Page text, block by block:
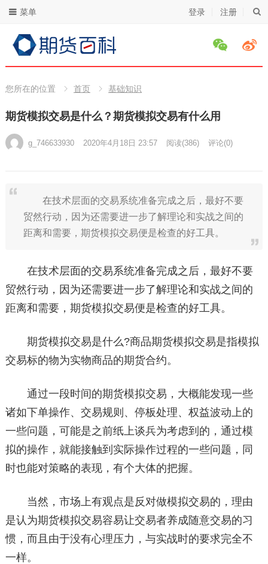
登录 注册
菜单
您所在的位置 首页 基础知识
期货模拟交易是什么？期货模拟交易有什么用
g_746633930 2020年4月18日 23:57 阅读(386) 评论(0)
在技术层面的交易系统准备完成之后，最好不要
贸然行动，因为还需要进一步了解理论和实战之间的
距离和需要，期货模拟交易便是检查的好工具。
在技术层面的交易系统准备完成之后，最好不要
贸然行动，因为还需要进一步了解理论和实战之间的
距离和需要，期货模拟交易便是检查的好工具。
期货模拟交易是什么?商品期货模拟交易是指模拟
交易标的物为实物商品的期货合约。
通过一段时间的期货模拟交易，大概能发现一些
诸如下单操作、交易规则、停板处理、权益波动上的
一些问题，可能是之前纸上谈兵为考虑到的，通过模
拟的操作，就能接触到实际操作过程的一些问题，同
时也能对策略的表现，有个大体的把握。
当然，市场上有观点是反对做模拟交易的，理由
是认为期货模拟交易容易让交易者养成随意交易的习
惯，而且由于没有心理压力，与实战时的要求完全不
一样。